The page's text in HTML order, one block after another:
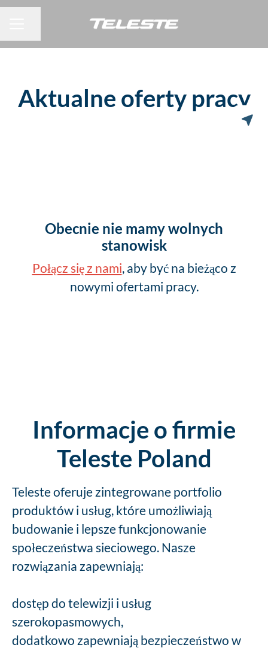
Udostępnij stronę
Aktualne oferty pracy
Obecnie nie mamy wolnych
stanowisk
Połącz się z nami, aby być na bieżąco z
nowymi ofertami pracy.
Informacje o firmie
Teleste Poland
Teleste oferuje zintegrowane portfolio
produktów i usług, które umożliwiają
budowanie i lepsze funkcjonowanie
społeczeństwa sieciowego. Nasze
rozwiązania zapewniają:
dostęp do telewizji i usług
szerokopasmowych,
dodatkowo zapewniają bezpieczeństwo w